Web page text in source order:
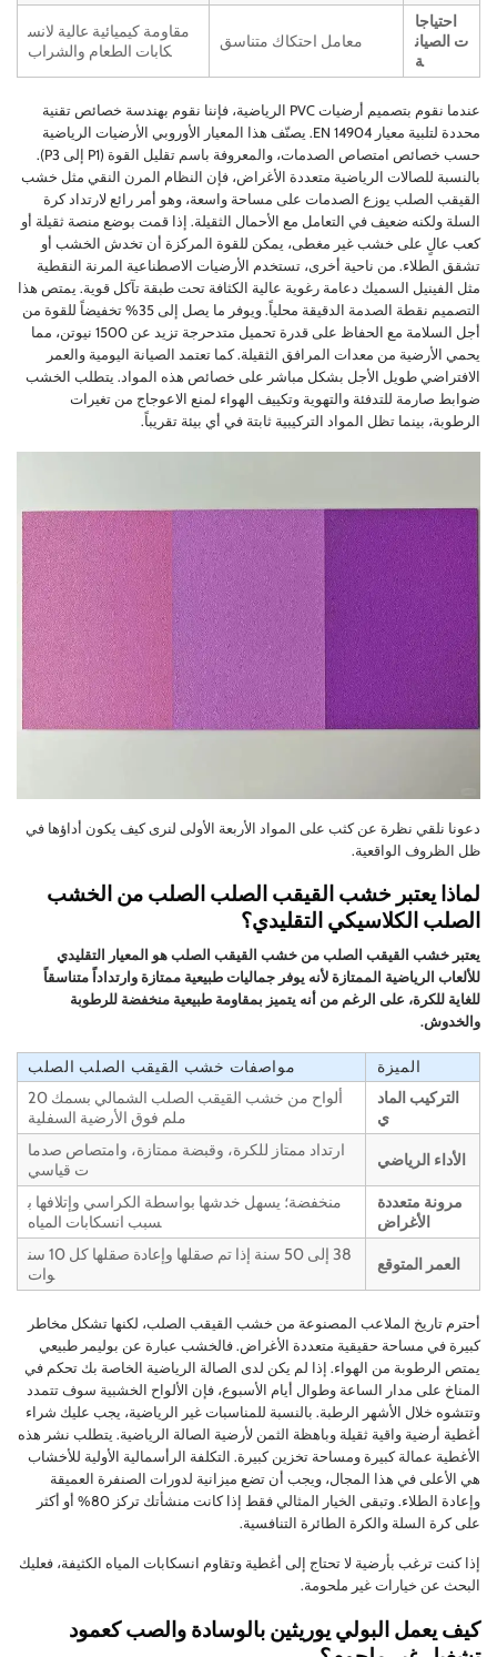
احتياجا
ت الصيان
معامل احتكاك متناسق
مقاومة كيميائية عالية لانس
كابات الطعام والشراب
عندما نقوم بتصميم أرضيات PVC الرياضية، فإننا نقوم بهندسة خصائص تقنية
محددة لتلبية معيار EN 14904. يصنّف هذا المعيار الأوروبي الأرضيات الرياضية
حسب خصائص امتصاص الصدمات، والمعروفة باسم تقليل القوة (P1 إلى P3).
بالنسبة للصالات الرياضية متعددة الأغراض، فإن النظام المرن النقي مثل خشب
القيقب الصلب يوزع الصدمات على مساحة واسعة، وهو أمر رائع لارتداد كرة
السلة ولكنه ضعيف في التعامل مع الأحمال الثقيلة. إذا قمت بوضع منصة ثقيلة أو
كعب عالٍ على خشب غير مغطى، يمكن للقوة المركزة أن تخدش الخشب أو
تشقق الطلاء. من ناحية أخرى، تستخدم الأرضيات الاصطناعية المرنة النقطية
مثل الفينيل السميك دعامة رغوية عالية الكثافة تحت طبقة تآكل قوية. يمتص هذا
التصميم نقطة الصدمة الدقيقة محلياً. ويوفر ما يصل إلى 35% تخفيضاً للقوة من
أجل السلامة مع الحفاظ على قدرة تحميل متدحرجة تزيد عن 1500 نيوتن، مما
يحمي الأرضية من معدات المرافق الثقيلة. كما تعتمد الصيانة اليومية والعمر
الافتراضي طويل الأجل بشكل مباشر على خصائص هذه المواد. يتطلب الخشب
ضوابط صارمة للتدفئة والتهوية وتكييف الهواء لمنع الاعوجاج من تغيرات
الرطوبة، بينما تظل المواد التركيبية ثابتة في أي بيئة تقريباً.
دعونا نلقي نظرة عن كثب على المواد الأربعة الأولى لنرى كيف يكون أداؤها في
ظل الظروف الواقعية.
لماذا يعتبر خشب القيقب الصلب الصلب من الخشب
الصلب الكلاسيكي التقليدي؟
يعتبر خشب القيقب الصلب من خشب القيقب الصلب هو المعيار التقليدي
للألعاب الرياضية الممتازة لأنه يوفر جماليات طبيعية ممتازة وارتداداً متناسقاً
للغاية للكرة، على الرغم من أنه يتميز بمقاومة طبيعية منخفضة للرطوبة
والخدوش.
الميزة
مواصفات خشب القيقب الصلب الصلب
التركيب الماد
ألواح من خشب القيقب الصلب الشمالي بسمك 20
ملم فوق الأرضية السفلية
الأداء الرياضي
ارتداد ممتاز للكرة، وقبضة ممتازة، وامتصاص صدما
ت قياسي
مرونة متعددة
الأغراض
منخفضة؛ يسهل خدشها بواسطة الكراسي وإتلافها ب
سبب انسكابات المياه
العمر المتوقع
38 إلى 50 سنة إذا تم صقلها وإعادة صقلها كل 10 سن
وات
أحترم تاريخ الملاعب المصنوعة من خشب القيقب الصلب، لكنها تشكل مخاطر
كبيرة في مساحة حقيقية متعددة الأغراض. فالخشب عبارة عن بوليمر طبيعي
يمتص الرطوبة من الهواء. إذا لم يكن لدى الصالة الرياضية الخاصة بك تحكم في
المناخ على مدار الساعة وطوال أيام الأسبوع، فإن الألواح الخشبية سوف تتمدد
وتتشوه خلال الأشهر الرطبة. بالنسبة للمناسبات غير الرياضية، يجب عليك شراء
أغطية أرضية واقية ثقيلة وباهظة الثمن لأرضية الصالة الرياضية. يتطلب نشر هذه
الأغطية عمالة كبيرة ومساحة تخزين كبيرة. التكلفة الرأسمالية الأولية للأخشاب
هي الأعلى في هذا المجال، ويجب أن تضع ميزانية لدورات الصنفرة العميقة
وإعادة الطلاء. وتبقى الخيار المثالي فقط إذا كانت منشأتك تركز 80% أو أكثر
على كرة السلة والكرة الطائرة التنافسية.
إذا كنت ترغب بأرضية لا تحتاج إلى أغطية وتقاوم انسكابات المياه الكثيفة، فعليك
البحث عن خيارات غير ملحومة.
كيف يعمل البولي يوريثين بالوسادة والصب كعمود